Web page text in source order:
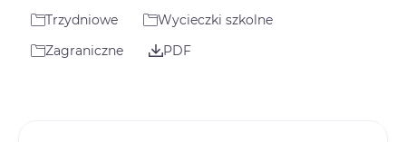
Trzydniowe
Wycieczki szkolne
Zagraniczne
PDF